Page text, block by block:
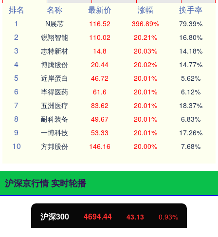
排名
名称 最新价 涨幅
换手率
1
N展芯 116.52 396.89% 79.39%
2 锐翔智能 110.02 20.21% 16.80%
3 志特新材 14.8 20.03% 14.18%
4 博腾股份 20.44 20.02% 14.77%
5 近岸蛋白 46.72 20.01% 5.62%
6 毕得医药 61.6 20.01% 6.12%
7 五洲医疗 83.62 20.01% 18.37%
8 耐科装备 49.67 20.01% 6.83%
9 一博科技 53.33 20.01% 17.26%
10 方邦股份 146.16 20.00% 7.68%
沪深京行情 实时轮播
沪深300 4694.44 43.13 0.93%